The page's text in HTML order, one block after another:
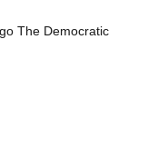
The Democratic